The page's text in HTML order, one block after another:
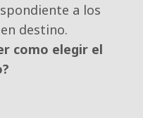
a los
destino.
como elegir el